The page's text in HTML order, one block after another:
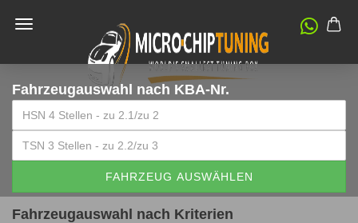
Fahrzeugauswahl nach KBA-Nr.
FAHRZEUG AUSWÄHLEN
Fahrzeugauswahl nach Kriterien